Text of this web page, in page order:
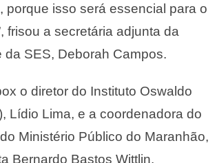
isso será essencial para o
frisou a secretária adjunta da
SES, Deborah Campos.
o diretor do Instituto Oswaldo
Lídio Lima, e a coordenadora do
Ministério Público do Maranhão,
Bernardo Bastos Wittlin.